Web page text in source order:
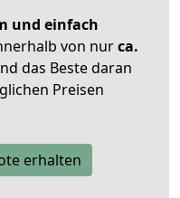
und einfach
von nurca.
das Beste daran
Preisen
erhalten